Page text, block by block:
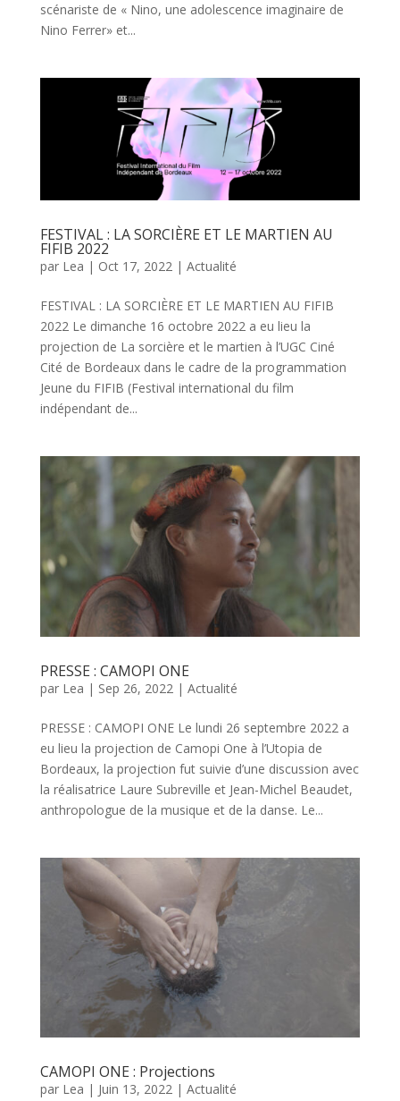
scénariste de « Nino, une adolescence imaginaire de
Nino Ferrer» et...
FESTIVAL : LA SORCIÈRE ET LE MARTIEN AU
FIFIB 2022
par Lea | Oct 17, 2022| Actualité
FESTIVAL : LA SORCIÈRE ET LE MARTIEN AU FIFIB
2022 Le dimanche 16 octobre 2022 a eu lieu la
projection de La sorcière et le martien à l’UGC Ciné
Cité de Bordeaux dans le cadre de la programmation
Jeune du FIFIB (Festival international du film
indépendant de...
PRESSE : CAMOPI ONE
par Lea | Sep 26, 2022 | Actualité
PRESSE : CAMOPI ONE Le lundi 26 septembre 2022 a
eu lieu la projection de Camopi One à l’Utopia de
Bordeaux, la projection fut suivie d’une discussion avec
la réalisatrice Laure Subreville et Jean-Michel Beaudet,
anthropologue de la musique et de la danse. Le...
CAMOPI ONE : Projections
par Lea | Juin 13, 2022| Actualité